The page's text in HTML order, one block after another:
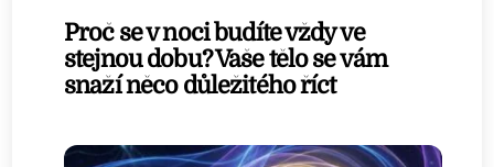
Proč se v noci budíte vždy ve
stejnou dobu? Vaše tělo se vám
snaží něco důležitého říct